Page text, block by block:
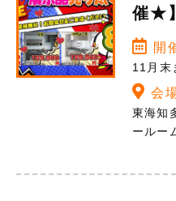
催★】
開
11月末
会
東海知
ールー